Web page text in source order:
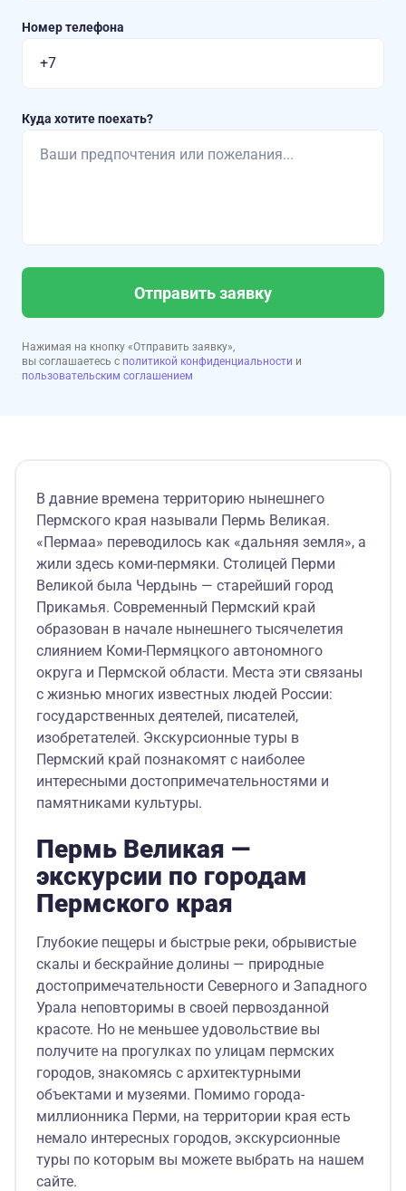
Номер телефона
Куда хотите поехать?
Отправить заявку
Нажимая на кнопку «Отправить заявку»,
вы соглашаетесь с политикой конфиденциальности и
пользовательским соглашением
В давние времена территорию нынешнего
Пермского края называли Пермь Великая.
«Пермаа» переводилось как «дальняя земля», а
жили здесь коми-пермяки. Столицей Перми
Великой была Чердынь — старейший город
Прикамья. Современный Пермский край
образован в начале нынешнего тысячелетия
слиянием Коми-Пермяцкого автономного
округа и Пермской области. Места эти связаны
с жизнью многих известных людей России:
государственных деятелей, писателей,
изобретателей. Экскурсионные туры в
Пермский край познакомят с наиболее
интересными достопримечательностями и
памятниками культуры.
Пермь Великая —
экскурсии по городам
Пермского края
Глубокие пещеры и быстрые реки, обрывистые
скалы и бескрайние долины — природные
достопримечательности Северного и Западного
Урала неповторимы в своей первозданной
красоте. Но не меньшее удовольствие вы
получите на прогулках по улицам пермских
городов, знакомясь с архитектурными
объектами и музеями. Помимо города-
миллионника Перми, на территории края есть
немало интересных городов, экскурсионные
туры по которым вы можете выбрать на нашем
сайте.